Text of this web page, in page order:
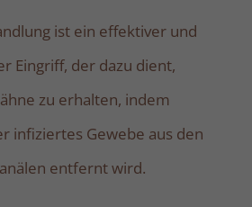
ist ein effektiver und
Eingriff, der dazu dient,
zu erhalten, indem
infiziertes Gewebe aus den
entfernt wird.